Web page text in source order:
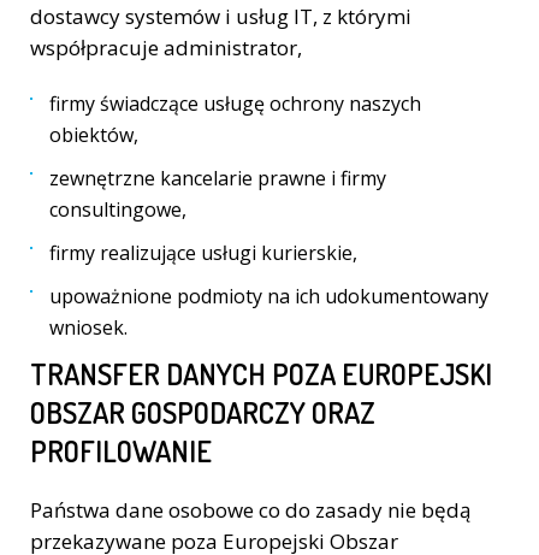
dostawcy systemów i usług IT, z którymi
współpracuje administrator,
firmy świadczące usługę ochrony naszych
obiektów,
zewnętrzne kancelarie prawne i firmy
consultingowe,
firmy realizujące usługi kurierskie,
upoważnione podmioty na ich udokumentowany
wniosek.
TRANSFER DANYCH POZA EUROPEJSKI
OBSZAR GOSPODARCZY ORAZ
PROFILOWANIE
Państwa dane osobowe co do zasady nie będą
przekazywane poza Europejski Obszar